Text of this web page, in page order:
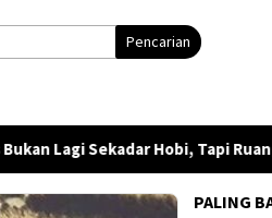
Pencarian
Sekadar Hobi, Tapi Ruang
PALING